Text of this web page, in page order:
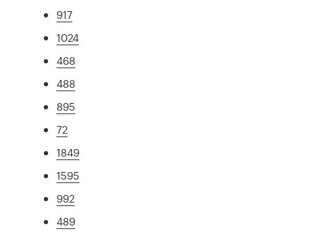
917
1024
468
488
895
72
1849
1595
992
489